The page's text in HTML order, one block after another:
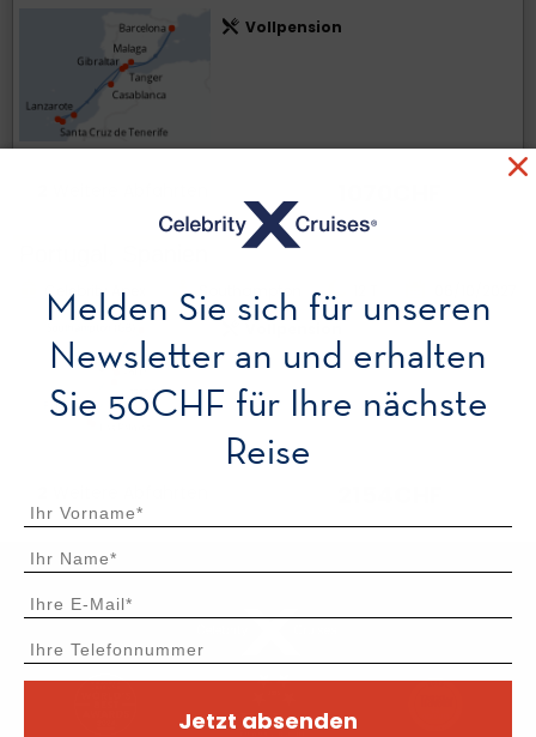
Vollpension
Celebrity Apex Southampton
Melden Sie sich für unseren
Newsletter an und erhalten
Sie 50CHF für Ihre nächste
Reise
Jetzt absenden